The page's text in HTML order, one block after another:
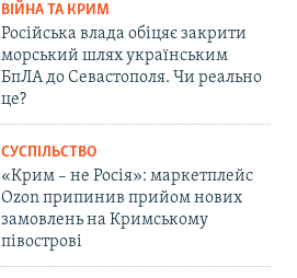
ВІЙНА ТА КРИМ
Російська влада обіцяє закрити
морський шлях українським
БпЛА до Севастополя. Чи реально
це?
СУСПІЛЬСТВО
«Крим – не Росія»: маркетплейс
Ozon припинив прийом нових
замовлень на Кримському
півострові